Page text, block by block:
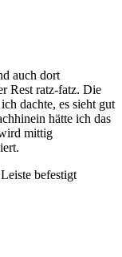
auch dort
Rest ratz-fatz. Die
dachte, es sieht gut
hätte ich das
mittig